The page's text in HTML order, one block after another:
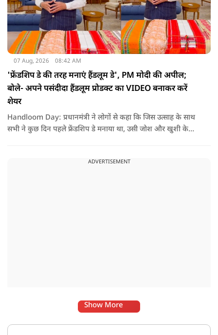
07 Aug, 2026 08:42 AM
'फ्रेंडशिप डे की तरह मनाएं हैंडलूम डे', PM मोदी की अपील;
बोले- अपने पसंदीदा हैंडलूम प्रोडक्ट का VIDEO बनाकर करें
शेयर
Handloom Day: प्रधानमंत्री ने लोगों से कहा कि जिस उत्साह के साथ
सभी ने कुछ दिन पहले फ्रेंडशिप डे मनाया था, उसी जोश और खुशी के
ADVERTISEMENT
Show More